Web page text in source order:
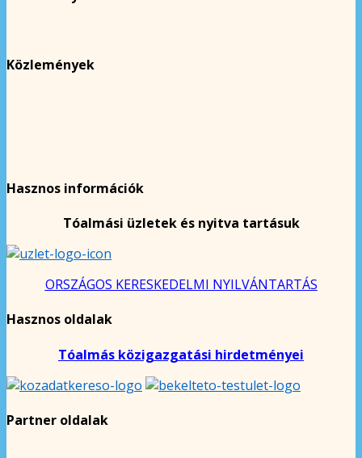
Közlemények
Hasznos információk
Tóalmási üzletek és nyitva tartásuk
ORSZÁGOS KERESKEDELMI NYILVÁNTARTÁS
Hasznos oldalak
Tóalmás közigazgatási hirdetményei
Partner oldalak